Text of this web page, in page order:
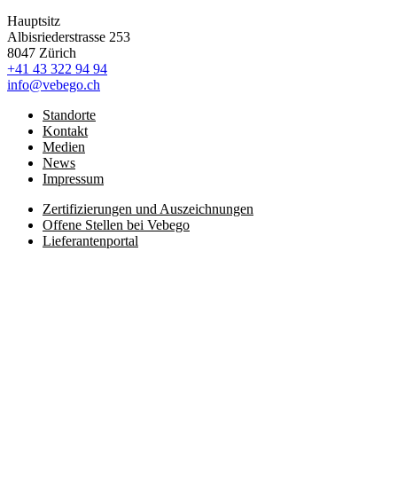
Hauptsitz
Albisriederstrasse 253
8047 Zürich
+41 43 322 94 94
info@vebego.ch
Standorte
Kontakt
Medien
News
Impressum
Zertifizierungen und Auszeichnungen
Offene Stellen bei Vebego
Lieferantenportal